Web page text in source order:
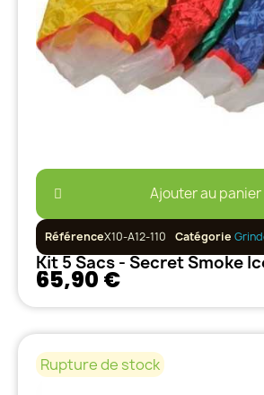
Ajouter au panier
RéférenceX10-A12-110 Catégorie
Kit 5 Sacs - Secret Smoke
65,90 €
Rupture de stock